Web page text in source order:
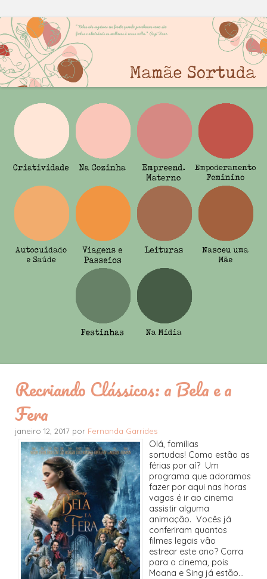
Recriando Clássicos: a Bela e a
Fera
janeiro 12, 2017 por Fernanda Garrides
Olá, famílias
sortudas! Como estão as
férias por aí? Um
programa que adoramos
fazer por aqui nas horas
vagas é ir ao cinema
assistir alguma
animação. Vocês já
conferiram quantos
filmes legais vão
estrear este ano? Corra
para o cinema, pois
Moana e Sing já estão...